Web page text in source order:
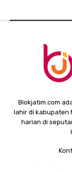
Blokjatim.com
lahir di kabupaten
harian di